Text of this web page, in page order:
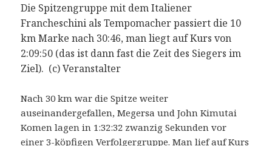
Die Spitzengruppe mit dem Italiener
Francheschini als Tempomacher passiert die 10
km Marke nach 30:46, man liegt auf Kurs von
2:09:50 (das ist dann fast die Zeit des Siegers im
Ziel). (c) Veranstalter
Nach 30 km war die Spitze weiter
auseinandergefallen, Megersa und John Kimutai
Komen lagen in 1:32:32 zwanzig Sekunden vor
einer 3-köpfigen Verfolgergruppe. Man lief auf Kurs